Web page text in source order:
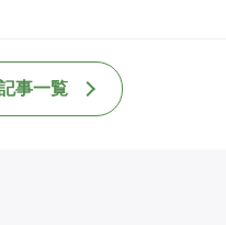
事一覧